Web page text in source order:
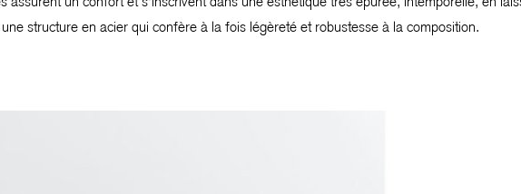
structure en acier qui confère à la fois légèreté et robustesse à la composition.